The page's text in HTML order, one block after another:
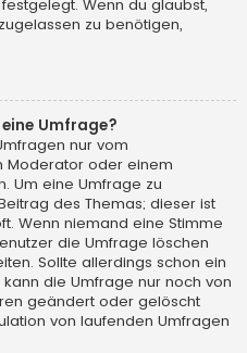
Wenn du glaubst,
zu benötigen,
Umfrage?
nur vom
Moderator oder einem
Um eine Umfrage zu
des Themas; dieser ist
Wenn niemand eine Stimme
die Umfrage löschen
Sollte allerdings schon ein
die Umfrage nur noch von
geändert oder gelöscht
von laufenden Umfragen